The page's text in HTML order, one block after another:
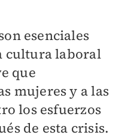
esenciales
cultura laboral
que
mujeres y a las
los esfuerzos
de esta crisis.